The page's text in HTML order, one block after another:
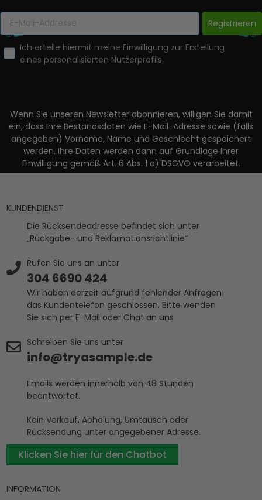
Registrieren
Ich erteile hiermit meine Einwilligung zur Erstellung
eines personalisierten Nutzerprofils.
Wenn Sie unseren Newsletter abonnieren, willigen Sie damit
ein, dass Ihre Bestandsdaten wie E-Mail-Adresse sowie (falls
angegeben) Vorname, Name und Geschlecht gespeichert
werden. Ihre Daten werden dann auf Grundlage Ihrer
Einwilligung gemäß Art. 6 Abs. 1 a) DSGVO verarbeitet.
KUNDENDIENST
Die Rücksendeadresse befindet sich unter
„Rückgabe- und Reklamationsrichtlinie“
Rufen Sie uns an unter
304 6690 424
Wir haben derzeit aufgrund fehlender Anfragen
das Kundentelefon geschlossen. Bitte wenden
Sie sich per E-Mail oder Chat an uns
Schreiben Sie uns unter
info@tryasample.de
Emails werden innerhalb von 48 Stunden
beantwortet.
Kein Verkauf, Abholung, Umtausch oder
Rücksendung unter angegebener Adresse.
Klicken Sie hier für den Chatbot
INFORMATION